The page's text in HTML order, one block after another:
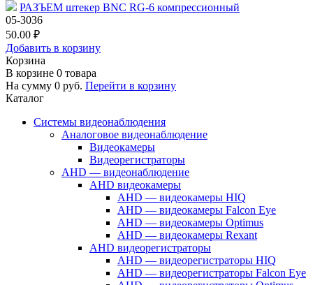
РАЗЪЕМ штекер BNC RG-6 компрессионный
05-3036
50.00 ₽
Добавить в корзину
Корзина
В корзине 0 товара
На сумму 0 руб. Перейти в корзину
Каталог
Системы видеонаблюдения
Аналоговое видеонаблюдение
Видеокамеры
Видеорегистраторы
AHD — видеонаблюдение
AHD видеокамеры
AHD — видеокамеры HIQ
AHD — видеокамеры Falcon Eye
AHD — видеокамеры Optimus
AHD — видеокамеры Rexant
AHD видеорегистраторы
AHD — видеорегистраторы HIQ
AHD — видеорегистраторы Falcon Eye